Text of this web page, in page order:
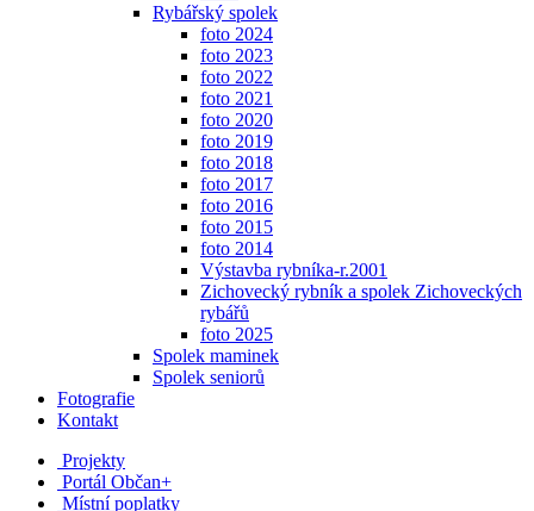
Rybářský spolek
foto 2024
foto 2023
foto 2022
foto 2021
foto 2020
foto 2019
foto 2018
foto 2017
foto 2016
foto 2015
foto 2014
Výstavba rybníka-r.2001
Zichovecký rybník a spolek Zichoveckých
rybářů
foto 2025
Spolek maminek
Spolek seniorů
Fotografie
Kontakt
Projekty
Portál Občan+
Místní poplatky